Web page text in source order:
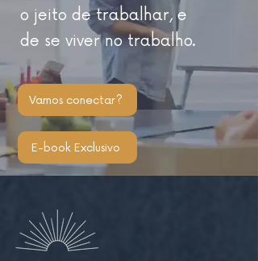
o jeito de trabalhar, e
de se viver no trabalho.
Vamos conectar?
E-book Exclusivo